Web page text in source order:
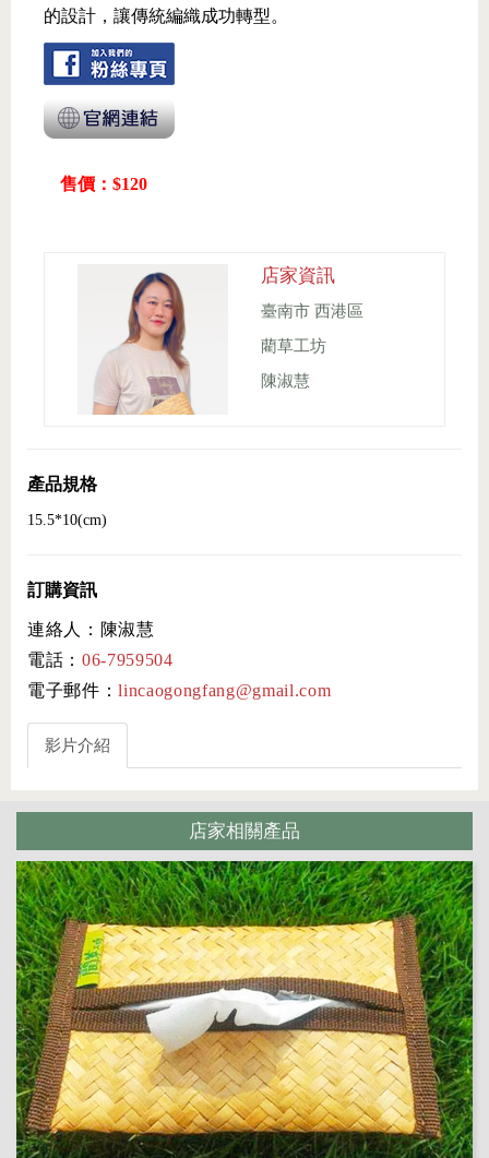
的設計，讓傳統編織成功轉型。
售價：$120
店家資訊
臺南市 西港區
藺草工坊
陳淑慧
產品規格
15.5*10(cm)
訂購資訊
連絡人：陳淑慧
電話： 06-7959504
電子郵件：lincaogongfang@gmail.com
影片介紹
店家相關產品